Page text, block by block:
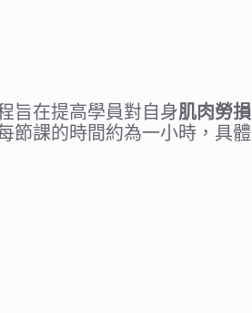
旨在提高學員對自身肌肉勞損
節課的時間約為一小時，具體